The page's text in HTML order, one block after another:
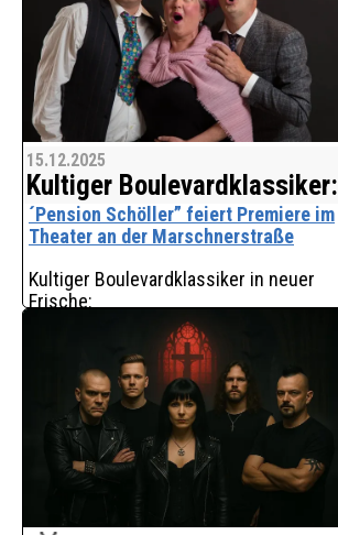
Der in Irland lebende deutsche Musiker
Damien Cain veröffentlicht am 12.
Dezember 2025 sein neues Album
"Standarte". Das Werk verbindet
Alternative Rock, melodische Metal-
Elemente und atmosphärische
15.12.2025
Kultiger Boulevardklassiker:
´Pension Schöller” feiert Premiere im
Theater an der Marschnerstraße
Kultiger Boulevardklassiker in neuer
Frische:
"Pension Schöller" feiert Premiere im
Theater an der Marschnerstraße
Hamburg - Die Volksspielbühne Thalia
lädt herzlich zur Premiere ihres
neueste